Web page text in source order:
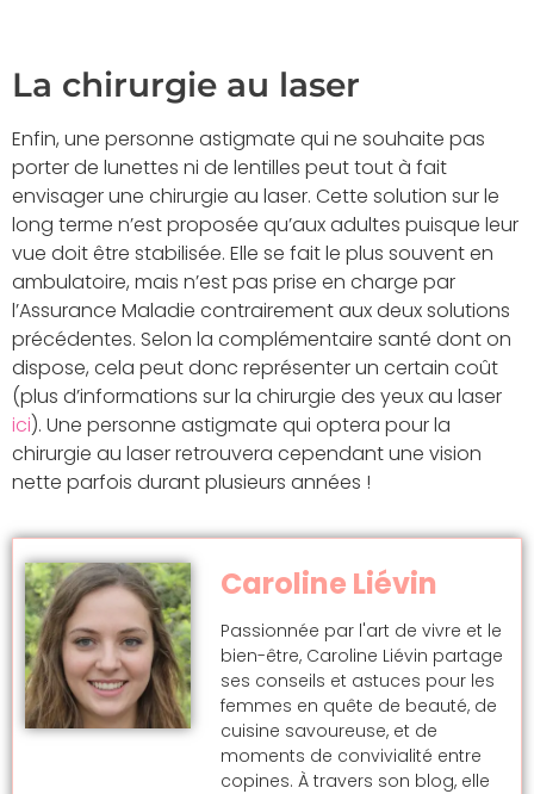
La chirurgie au laser
Enfin, une personne astigmate qui ne souhaite pas
porter de lunettes ni de lentilles peut tout à fait
envisager une chirurgie au laser. Cette solution sur le
long terme n’est proposée qu’aux adultes puisque leur
vue doit être stabilisée. Elle se fait le plus souvent en
ambulatoire, mais n’est pas prise en charge par
l’Assurance Maladie contrairement aux deux solutions
précédentes. Selon la complémentaire santé dont on
dispose, cela peut donc représenter un certain coût
(plus d’informations sur la chirurgie des yeux au laser
ici). Une personne astigmate qui optera pour la
chirurgie au laser retrouvera cependant une vision
nette parfois durant plusieurs années !
Caroline Liévin
Passionnée par l'art de vivre et le
bien-être, Caroline Liévin partage
ses conseils et astuces pour les
femmes en quête de beauté, de
cuisine savoureuse, et de
moments de convivialité entre
copines. À travers son blog, elle